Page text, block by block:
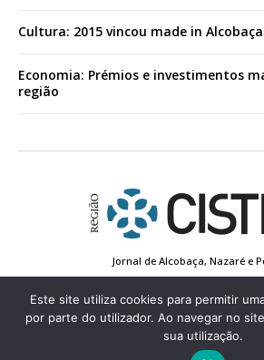
Cultura: 2015 vincou made in
Economia: Prémios e investimentos
região
Jornal de Alcobaça, Nazaré e
Conta de Registo
Edição
© 2022 Região de Cister - Todos os
Este site utiliza cookies para permitir
por parte do utilizador. Ao navegar no
sua utilização.